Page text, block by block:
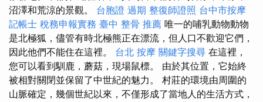
沼澤和荒涼的景觀。 台胞證 過期 整復師證照 台中市按摩
記帳士 稅務申報實務 臺中 整骨 推薦 唯一的哺乳動物動物
是北極狐，儘管有時北極熊正在漂流，但人口不歡迎它們，
因此他們不能住在這裡。 台北 按摩 關鍵字搜尋 在這裡，
您可以看到馴鹿，蘑菇，現場鼠標。 由於其位置，它始終
被相對關閉並保留了中世紀的魅力。 村莊的環境由周圍的
山脈確定，幾個世紀以來，不僅形成了當地人的生活方式，